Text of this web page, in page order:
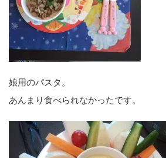
娘用のパスタ。
あんまり食べられなかったです。